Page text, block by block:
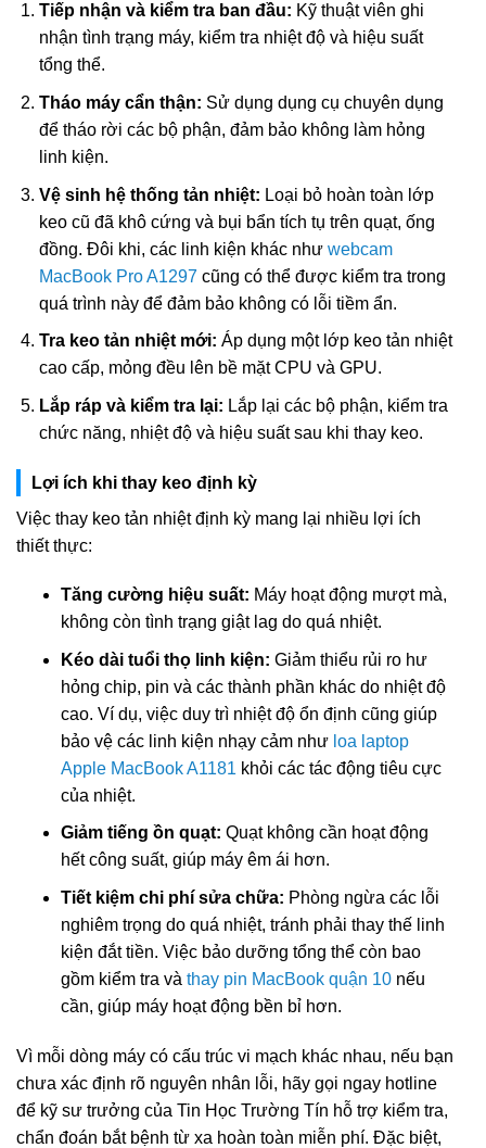
Tiếp nhận và kiểm tra ban đầu: Kỹ thuật viên ghi
nhận tình trạng máy, kiểm tra nhiệt độ và hiệu suất
tổng thể.
Tháo máy cẩn thận: Sử dụng dụng cụ chuyên dụng
để tháo rời các bộ phận, đảm bảo không làm hỏng
linh kiện.
Vệ sinh hệ thống tản nhiệt: Loại bỏ hoàn toàn lớp
keo cũ đã khô cứng và bụi bẩn tích tụ trên quạt, ống
đồng. Đôi khi, các linh kiện khác như webcam
MacBook Pro A1297 cũng có thể được kiểm tra trong
quá trình này để đảm bảo không có lỗi tiềm ẩn.
Tra keo tản nhiệt mới: Áp dụng một lớp keo tản nhiệt
cao cấp, mỏng đều lên bề mặt CPU và GPU.
Lắp ráp và kiểm tra lại: Lắp lại các bộ phận, kiểm tra
chức năng, nhiệt độ và hiệu suất sau khi thay keo.
Lợi ích khi thay keo định kỳ
Việc thay keo tản nhiệt định kỳ mang lại nhiều lợi ích
thiết thực:
Tăng cường hiệu suất: Máy hoạt động mượt mà,
không còn tình trạng giật lag do quá nhiệt.
Kéo dài tuổi thọ linh kiện: Giảm thiểu rủi ro hư
hỏng chip, pin và các thành phần khác do nhiệt độ
cao. Ví dụ, việc duy trì nhiệt độ ổn định cũng giúp
bảo vệ các linh kiện nhạy cảm như loa laptop
Apple MacBook A1181 khỏi các tác động tiêu cực
của nhiệt.
Giảm tiếng ồn quạt: Quạt không cần hoạt động
hết công suất, giúp máy êm ái hơn.
Tiết kiệm chi phí sửa chữa: Phòng ngừa các lỗi
nghiêm trọng do quá nhiệt, tránh phải thay thế linh
kiện đắt tiền. Việc bảo dưỡng tổng thể còn bao
gồm kiểm tra và thay pin MacBook quận 10nếu
cần, giúp máy hoạt động bền bỉ hơn.
Vì mỗi dòng máy có cấu trúc vi mạch khác nhau, nếu bạn
chưa xác định rõ nguyên nhân lỗi, hãy gọi ngay hotline
để kỹ sư trưởng của Tin Học Trường Tín hỗ trợ kiểm tra,
chẩn đoán bắt bệnh từ xa hoàn toàn miễn phí. Đặc biệt,